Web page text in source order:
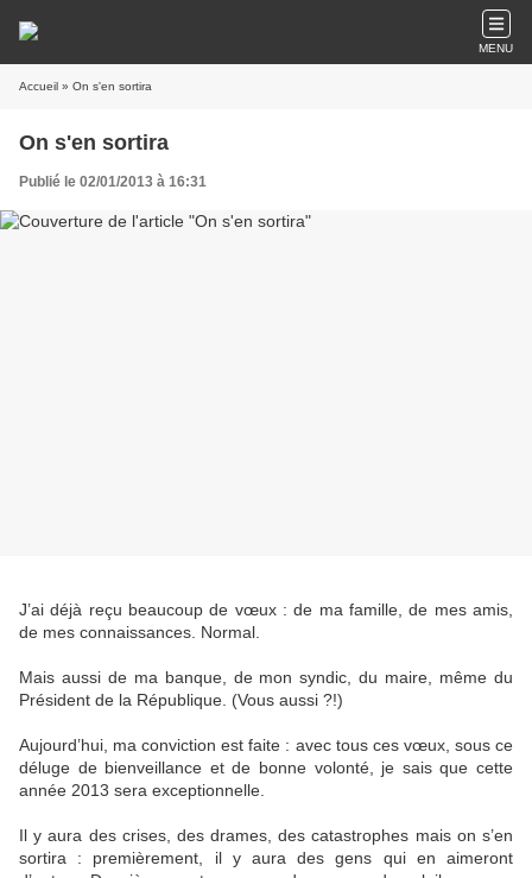
MENU
Accueil » On s'en sortira
On s'en sortira
Publié le 02/01/2013 à 16:31
J’ai déjà reçu beaucoup de vœux : de ma famille, de mes amis,
de mes connaissances. Normal.
Mais aussi de ma banque, de mon syndic, du maire, même du
Président de la République. (Vous aussi ?!)
Aujourd’hui, ma conviction est faite : avec tous ces vœux, sous ce
déluge de bienveillance et de bonne volonté, je sais que cette
année 2013 sera exceptionnelle.
Il y aura des crises, des drames, des catastrophes mais on s’en
sortira : premièrement, il y aura des gens qui en aimeront